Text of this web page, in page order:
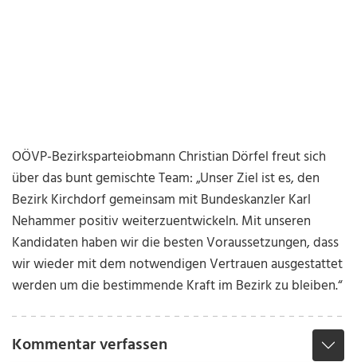
OÖVP-Bezirksparteiobmann Christian Dörfel freut sich
über das bunt gemischte Team: „Unser Ziel ist es, den
Bezirk Kirchdorf gemeinsam mit Bundeskanzler Karl
Nehammer positiv weiterzuentwickeln. Mit unseren
Kandidaten haben wir die besten Voraussetzungen, dass
wir wieder mit dem notwendigen Vertrauen ausgestattet
werden um die bestimmende Kraft im Bezirk zu bleiben.“
Kommentar verfassen